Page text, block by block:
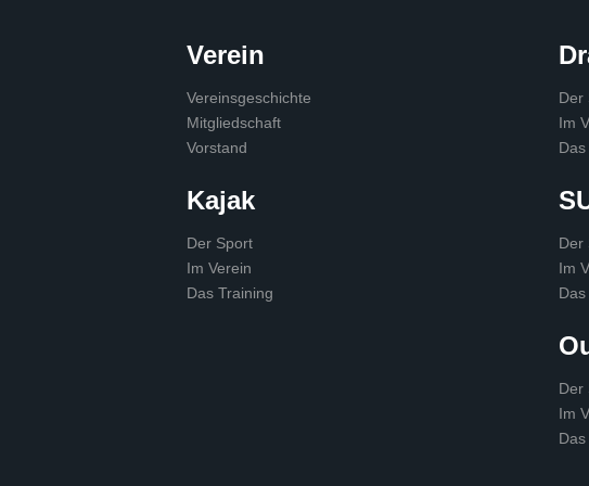
Verein
Vereinsgeschichte
Mitgliedschaft
Vorstand
Kajak
Der Sport
Im Verein
Das Training
Der
Im
Der
Im
Der
Im